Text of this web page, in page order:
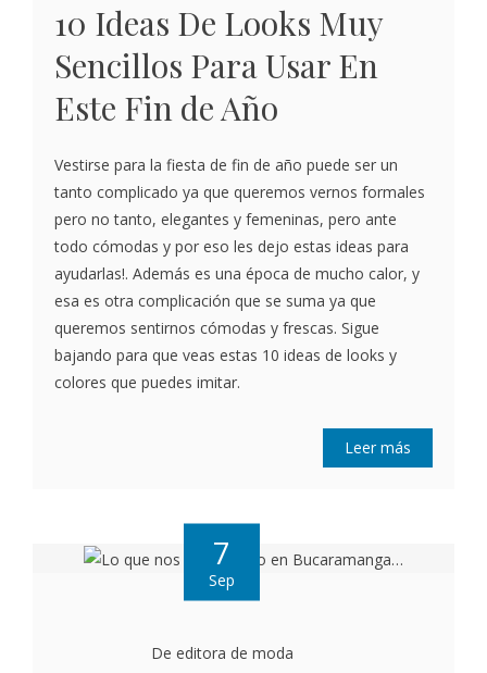
10 Ideas De Looks Muy
Sencillos Para Usar En
Este Fin de Año
Vestirse para la fiesta de fin de año puede ser un
tanto complicado ya que queremos vernos formales
pero no tanto, elegantes y femeninas, pero ante
todo cómodas y por eso les dejo estas ideas para
ayudarlas!. Además es una época de mucho calor, y
esa es otra complicación que se suma ya que
queremos sentirnos cómodas y frescas. Sigue
bajando para que veas estas 10 ideas de looks y
colores que puedes imitar.
Leer más
7
Sep
De editora de moda